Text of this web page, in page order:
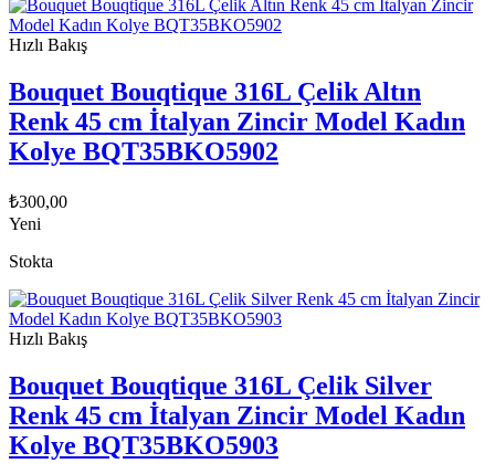
Hızlı Bakış
Bouquet Bouqtique 316L Çelik Altın
Renk 45 cm İtalyan Zincir Model Kadın
Kolye BQT35BKO5902
₺300,00
Yeni
Stokta
Hızlı Bakış
Bouquet Bouqtique 316L Çelik Silver
Renk 45 cm İtalyan Zincir Model Kadın
Kolye BQT35BKO5903